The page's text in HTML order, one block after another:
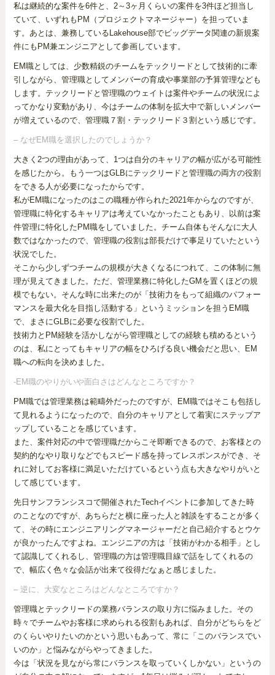
私は継続的な案件を6件と、2～3ヶ月くらいの案件を3件ほど担当し
ていて、いずれもPM（プロジェクトマネージャー）を担っていま
す。あとは、兼務しているLakehouse部でビッグデータ関連の新規案
件にもPM兼エンジニアとして参画しています。
EM職としては、少数精鋭のチームをテックリードとして技術的に牽
引しながら、管理職としてメンバーの育成や事業部の予算管理なども
します。テックリードと管理職のウェイトは案件やチームの状況によ
ってかなり変動があり、今はチームの体制を拡大中で新しいメンバー
が増えているので、管理職７割・テックリード３割という感じです。
– なぜEM職を選択したのでしょうか？
大きく2つの理由があって、1つは自分のキャリアの幅が広がる可能性
を感じたから。もう一つはGLBにテックリードと管理職の両方の役割
をできる人が必要になったからです。
私がEM職になったのはこの職種が作られた2021年からなのですが、
管理職に特化するキャリアは考えていなかったこともあり、以前は案
件管理に特化したPM職をしていました。チーム自体もそんなに大人
数ではなかったので、管理職の役割は部長だけで事足りていたという
状況でした。
そこから少しずつチームの規模が大きくなるにつれて、この体制に無
理が見えてきました。ただ、管理業務に特化したGMを置くほどの規
模でもない。そんな時に出来たのが「技術力をもって組織のパフォー
マンスを最大化を目指し活動する」というミッションを担うEM職
で、まさにGLBに必要な役割でした。
技術力とPM経験を活かしながら管理職としての経験も積めるという
のは、私にとってもキャリアの幅をひろげる良い機会だと思い、EM
職への転向を決めました。
-EM職のやりがいや面白さはどんなところですか？
PM職では管理業務は範疇外だったのですが、EM職ではそこも包括し
て見れるようになったので、自分のキャリアとして着実にステップア
ップしていることを感じています。
また、案件対応の中で管理職だからこそ即断できるので、お客様との
契約的なやり取りなどでもスピード感を持ってレスポンスができ、そ
れに対してお客様に満足いただけているという点も大きなやりがいと
して感じています。
先日サンフランシスコで開催されたTechイベントに参加してきた時
のことなのですが、あちらだと横に座った人と雑談をすることが多く
て、その時にエンジニアリングマネージャーだと自己紹介するとウケ
が良かったんですよね。エンジニアの方は「技術がわかる相手」とし
て認識してくれるし、管理職の方は管理職目線で話をしてくれるの
で、幅広く色々な会話が出来て役得だなぁと感じました。
– 逆に、大変なところはどんなところですか？
管理職とテックリードの業務バランスの取り方に悩みました。その
時々でチームやお客様に求められる役割もあれば、自分がどちらをど
のくらいやりたいのかという思いもあって、常に「このバランスでい
いのか」と悩みながらやってきました。
今は「状況を見ながら常にバランスを取っていくしかない」というの